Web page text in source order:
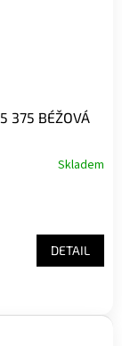
375 BÉŽOVÁ
Skladem
DETAIL